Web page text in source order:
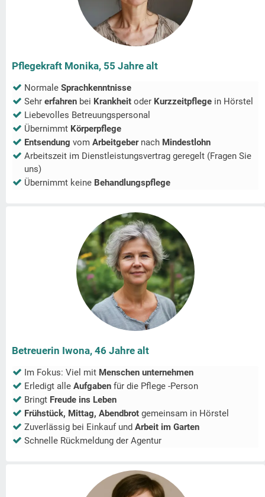
Pflegekraft Monika, 55 Jahre alt
Normale Sprachkenntnisse
Sehr erfahren bei Krankheit oder Kurzzeitpflege in Hörstel
Liebevolles Betreuungspersonal
Übernimmt Körperpflege
Entsendung vom Arbeitgeber nach Mindestlohn
Arbeitszeit im Dienstleistungsvertrag geregelt (Fragen Sie
uns)
Übernimmt keine Behandlungspflege
Betreuerin Iwona, 46 Jahre alt
Im Fokus: Viel mit Menschen unternehmen
Erledigt alle Aufgaben für die Pflege -Person
Bringt Freude ins Leben
Frühstück, Mittag, Abendbrot gemeinsam in Hörstel
Zuverlässig bei Einkauf und Arbeit im Garten
Schnelle Rückmeldung der Agentur